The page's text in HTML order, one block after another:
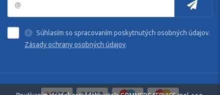
Súhlasím so spracovaním poskytnutých osobných údajov.
Zásady ochrany osobných údajov.